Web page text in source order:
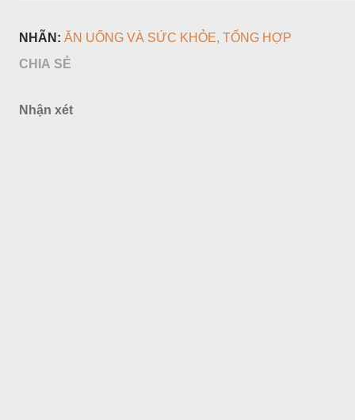
NHÃN: ĂN UỐNG VÀ SỨC KHỎE TỔNG HỢP
CHIA SẺ
Nhận xét